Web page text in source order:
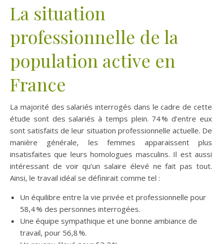
La situation
professionnelle de la
population active en
France
La majorité des salariés interrogés dans le cadre de cette
étude sont des salariés à temps plein. 74 % d’entre eux
sont satisfaits de leur situation professionnelle actuelle. De
manière générale, les femmes apparaissent plus
insatisfaites que leurs homologues masculins. Il est aussi
intéressant de voir qu’un salaire élevé ne fait pas tout.
Ainsi, le travail idéal se définirait comme tel :
Un équilibre entre la vie privée et professionnelle pour
58,4 % des personnes interrogées.
Une équipe sympathique et une bonne ambiance de
travail, pour 56,8 %.